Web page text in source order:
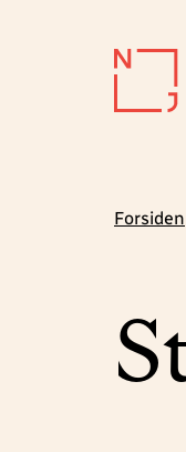
Forsiden